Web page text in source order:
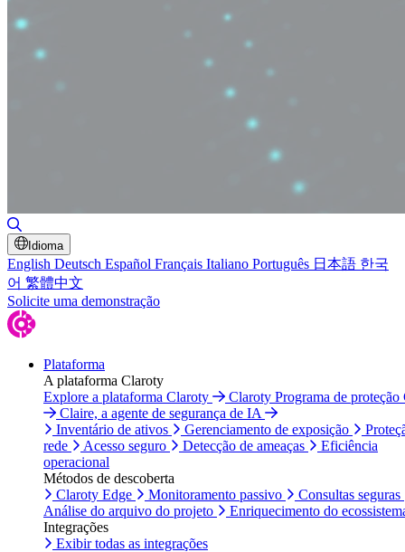
Idioma
English Deutsch Español Français Italiano Português 日本語 한국
어 繁體中文
Solicite uma demonstração
Plataforma
A plataforma Claroty
Explore a plataforma Claroty
Claroty Programa de proteção
Claire, a agente de segurança de IA
Inventário de ativos
Gerenciamento de exposição
rede
Acesso seguro Detecção de ameaças
Eficiência
operacional
Métodos de descoberta
Claroty Edge
Monitoramento passivo
Consultas seguras
Análise do arquivo do projeto
Enriquecimento do
Integrações
Exibir todas as integrações